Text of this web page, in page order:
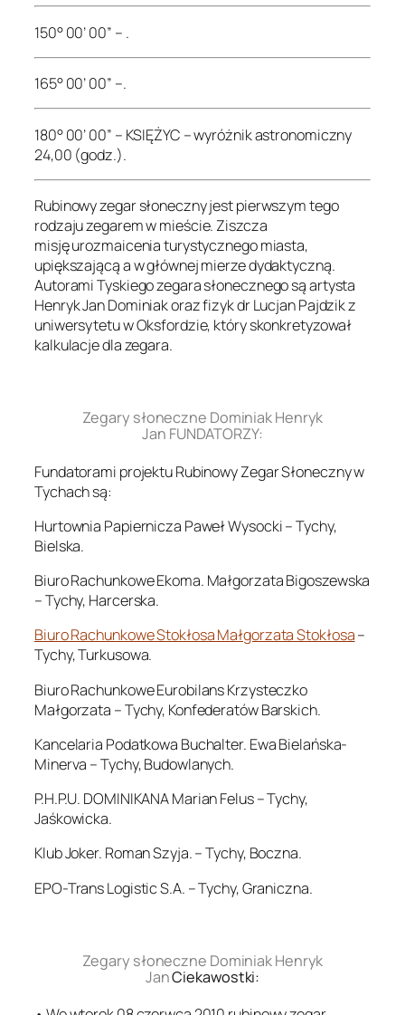
150° 00’ 00” – .
165° 00’ 00” –.
180° 00’ 00” – KSIĘŻYC – wyróżnik astronomiczny
24,00 (godz.).
Rubinowy zegar słoneczny jest pierwszym tego
rodzaju zegarem w mieście. Ziszcza
misję urozmaicenia turystycznego miasta,
upiększającą a w głównej mierze dydaktyczną.
Autorami Tyskiego zegara słonecznego są artysta
Henryk Jan Dominiak oraz fizyk dr Lucjan Pajdzik z
uniwersytetu w Oksfordzie, który skonkretyzował
kalkulacje dla zegara.
Zegary słoneczne Dominiak Henryk
Jan FUNDATORZY:
Fundatorami projektu Rubinowy Zegar Słoneczny w
Tychach są:
Hurtownia Papiernicza Paweł Wysocki – Tychy,
Bielska.
Biuro Rachunkowe Ekoma. Małgorzata Bigoszewska
– Tychy, Harcerska.
Biuro Rachunkowe Stokłosa Małgorzata Stokłosa–
Tychy, Turkusowa.
Biuro Rachunkowe Eurobilans Krzysteczko
Małgorzata – Tychy, Konfederatów Barskich.
Kancelaria Podatkowa Buchalter. Ewa Bielańska-
Minerva – Tychy, Budowlanych.
P.H.P.U. DOMINIKANA Marian Felus – Tychy,
Jaśkowicka.
Klub Joker. Roman Szyja. – Tychy, Boczna.
EPO-Trans Logistic S.A. – Tychy, Graniczna.
Zegary słoneczne Dominiak Henryk
JanCiekawostki: